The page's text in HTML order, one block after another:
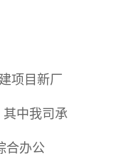
项目新厂
中我司承
合办公